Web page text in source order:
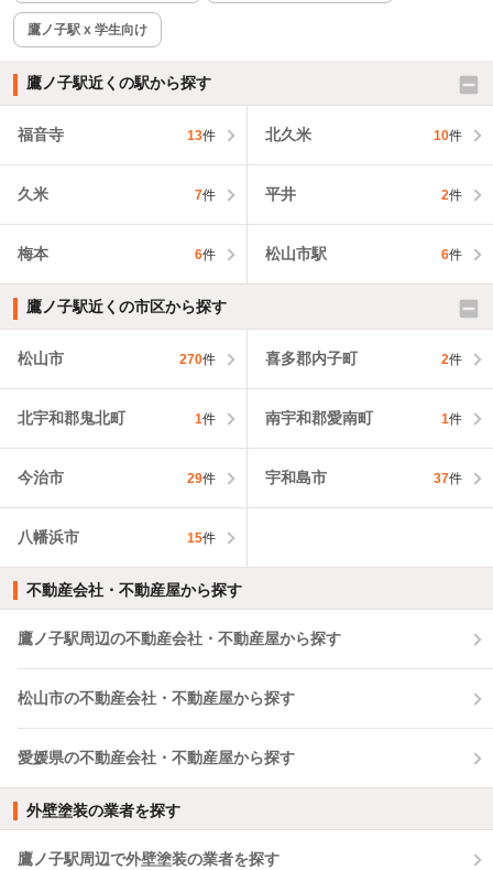
鷹ノ子駅 x 学生向け
鷹ノ子駅近くの駅から探す
福音寺 13件 北久米 10件
久米 7件 平井 2件
梅本 6件 松山市駅 6件
鷹ノ子駅近くの市区から探す
松山市 270件 喜多郡内子町 2件
北宇和郡鬼北町 1件 南宇和郡愛南町 1件
今治市 29件 宇和島市 37件
八幡浜市 15件
不動産会社・不動産屋から探す
鷹ノ子駅周辺の不動産会社・不動産屋から探す
松山市の不動産会社・不動産屋から探す
愛媛県の不動産会社・不動産屋から探す
外壁塗装の業者を探す
鷹ノ子駅周辺で外壁塗装の業者を探す